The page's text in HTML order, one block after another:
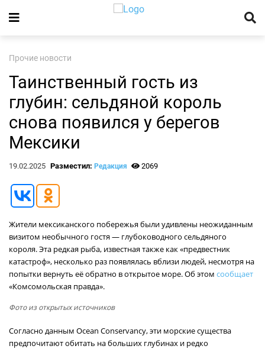
Прочие новости
Таинственный гость из
глубин: сельдяной король
снова появился у берегов
Мексики
19.02.2025 Разместил: Редакция 2069
Жители мексиканского побережья были удивлены неожиданным
визитом необычного гостя — глубоководного сельдяного
короля. Эта редкая рыба, известная также как «предвестник
катастроф», несколько раз появлялась вблизи людей, несмотря на
попытки вернуть её обратно в открытое море. Об этом сообщает
«Комсомольская правда».
Фото из открытых источников
Согласно данным Ocean Conservancy, эти морские существа
предпочитают обитать на больших глубинах и редко